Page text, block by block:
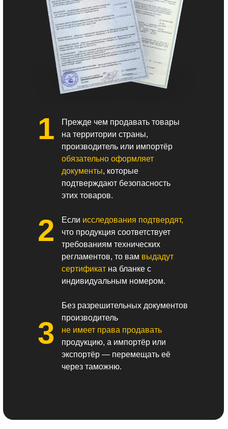
1
2
3
Прежде чем продавать товары
на территории страны,
производитель или импортёр
обязательно оформляет
документы, которые
подтверждают безопасность
этих товаров.
Если исследования подтвердят,
что продукция соответствует
требованиям технических
регламентов, то вам выдадут
сертификат на бланке с
индивидуальным номером.
Без разрешительных документов
производитель
не имеет права продавать
продукцию, а импортёр или
экспортёр — перемещать её
через таможню.